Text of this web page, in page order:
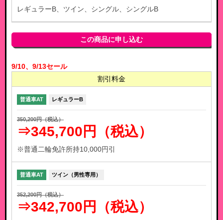
レギュラーB、ツイン、シングル、シングルB
この商品に申し込む
9/10、9/13セール
割引料金
普通車AT レギュラーB
350,200円（税込）
⇒345,700円（税込）
※普通二輪免許所持10,000円引
普通車AT ツイン（男性専用）
352,200円（税込）
⇒342,700円（税込）